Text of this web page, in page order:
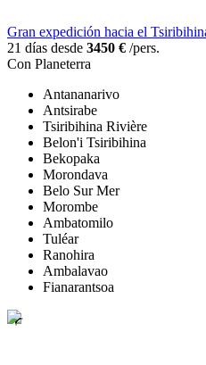
Gran expedición hacia el
21 días desde 3450 € /pers.
Con Planeterra
Antananarivo
Antsirabe
Tsiribihina Rivière
Belon'i Tsiribihina
Bekopaka
Morondava
Belo Sur Mer
Morombe
Ambatomilo
Tuléar
Ranohira
Ambalavao
Fianarantsoa